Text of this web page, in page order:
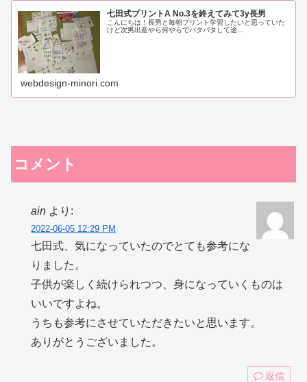
七田式プリントA No.3を終えてみて3y長男
こんにちは！長男と毎朝プリント学習したいと思っていた
けど次男出産やら何やらでバタバタして途...
webdesign-minori.com
コメント
ain より:
2022-06-05 12:29 PM
七田式、気になっていたのでとても参考にな
りました。
子供が楽しく続けられつつ、身になっていくものは
いいですよね。
うちも参考にさせていただきたいと思います。
ありがとうございました。
返信